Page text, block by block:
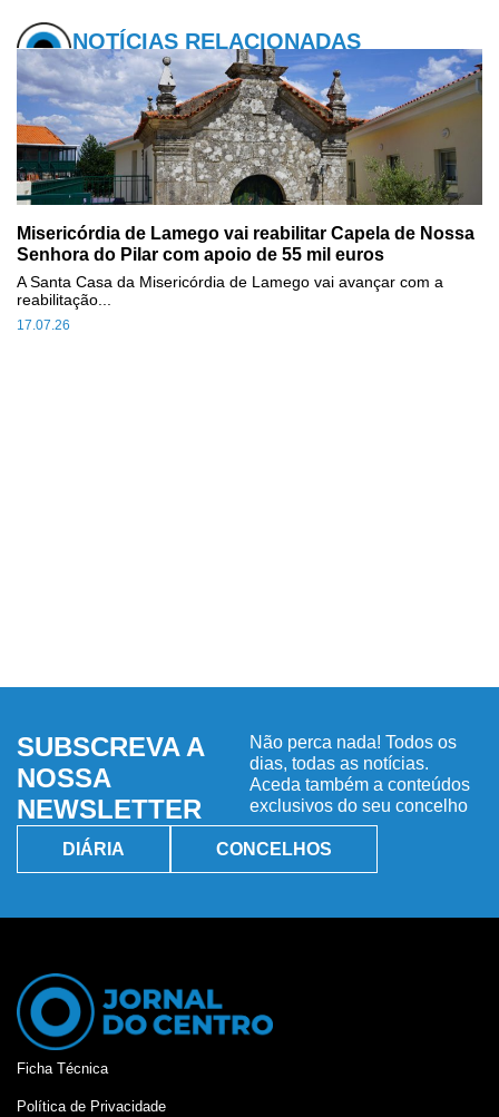
NOTÍCIAS RELACIONADAS
Misericórdia de Lamego vai reabilitar Capela de Nossa
Senhora do Pilar com apoio de 55 mil euros
17.07.26
A Santa Casa da Misericórdia de Lamego vai avançar com a
reabilitação...
SUBSCREVA A
NOSSA
NEWSLETTER
Não perca nada! Todos os
dias, todas as notícias.
Aceda também a conteúdos
exclusivos do seu concelho
DIÁRIA CONCELHOS
Ficha Técnica
Política de Privacidade